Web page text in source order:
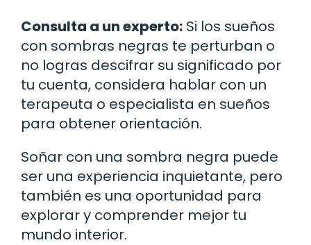
Consulta a un experto: Si los sueños
con sombras negras te perturban o
no logras descifrar su significado por
tu cuenta, considera hablar con un
terapeuta o especialista en sueños
para obtener orientación.
Soñar con una sombra negra puede
ser una experiencia inquietante, pero
también es una oportunidad para
explorar y comprender mejor tu
mundo interior.